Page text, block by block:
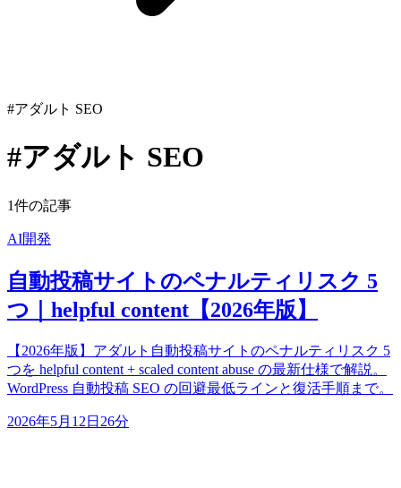
#アダルト SEO
#アダルト SEO
1件の記事
AI開発
自動投稿サイトのペナルティリスク 5
つ｜helpful content【2026年版】
【2026年版】アダルト自動投稿サイトのペナルティリスク 5
つを helpful content + scaled content abuse の最新仕様で解説。
WordPress 自動投稿 SEO の回避最低ラインと復活手順まで。
2026年5月12日 26分